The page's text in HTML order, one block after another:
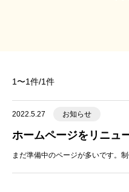
1〜1件/1件
2022.5.27 お知らせ
ホームページをリニュ
まだ準備中のページが多いです。